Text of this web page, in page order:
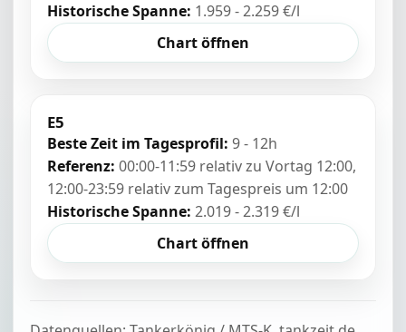
Historische Spanne: 1.959 - 2.259 €/l
Chart öffnen
E5
Beste Zeit im Tagesprofil: 9 - 12h
Referenz: 00:00-11:59 relativ zu Vortag 12:00,
12:00-23:59 relativ zum Tagespreis um 12:00
Historische Spanne: 2.019 - 2.319 €/l
Chart öffnen